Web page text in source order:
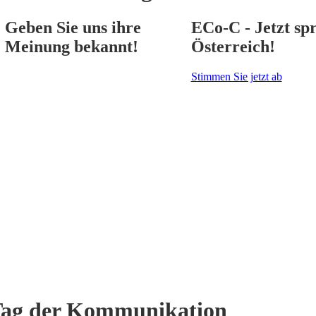
Geben Sie uns ihre
Meinung bekannt!
ECo-C - Jetzt
Österreich!
Stimmen Sie jetzt ab
der Kommunikation